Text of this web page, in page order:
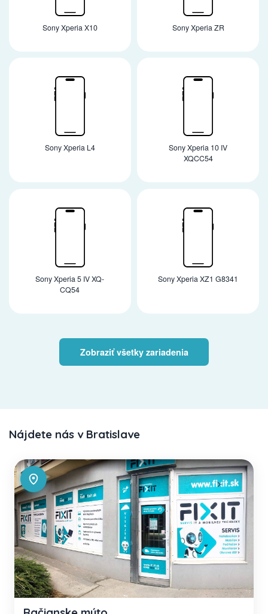
Sony Xperia X10 Sony Xperia ZR
Sony Xperia L4
Sony Xperia 10 IV
XQCC54
Sony Xperia 5 IV XQ-
CQ54
Sony Xperia XZ1 G8341
Zobraziť všetky zariadenia
Nájdete nás v Bratislave